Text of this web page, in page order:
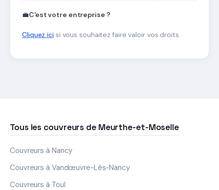
💼C'est votre entreprise ?
Cliquez icisi vous souhaitez faire valoir vos droits.
Tous les couvreurs de Meurthe-et-Moselle
Couvreurs à Nancy
Couvreurs à Vandœuvre-Lès-Nancy
Couvreurs à Toul